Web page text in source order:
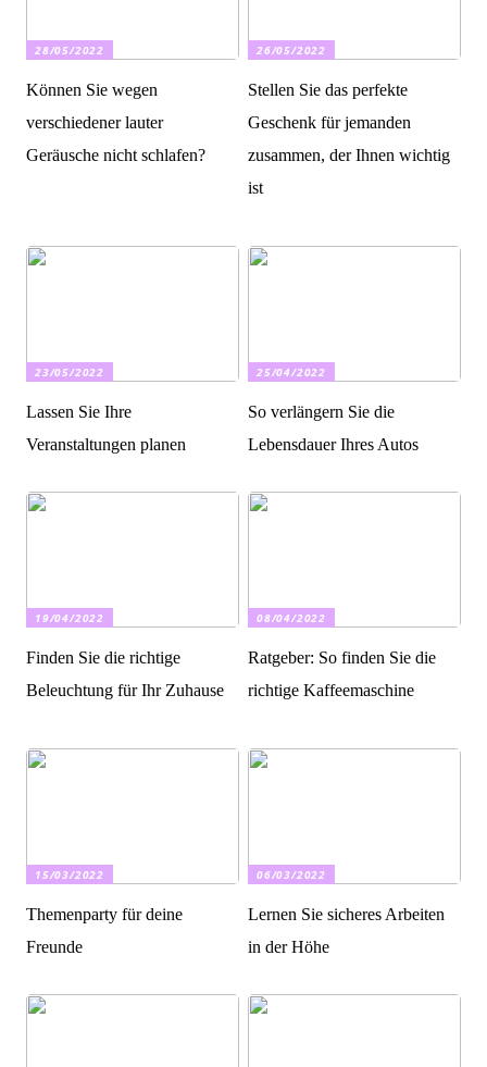
28/05/2022
Können Sie wegen
verschiedener lauter
Geräusche nicht schlafen?
26/05/2022
Stellen Sie das perfekte
Geschenk für jemanden
zusammen, der Ihnen wichtig
ist
23/05/2022
Lassen Sie Ihre
Veranstaltungen planen
25/04/2022
So verlängern Sie die
Lebensdauer Ihres Autos
19/04/2022
Finden Sie die richtige
Beleuchtung für Ihr Zuhause
08/04/2022
Ratgeber: So finden Sie die
richtige Kaffeemaschine
15/03/2022
Themenparty für deine
Freunde
06/03/2022
Lernen Sie sicheres Arbeiten
in der Höhe